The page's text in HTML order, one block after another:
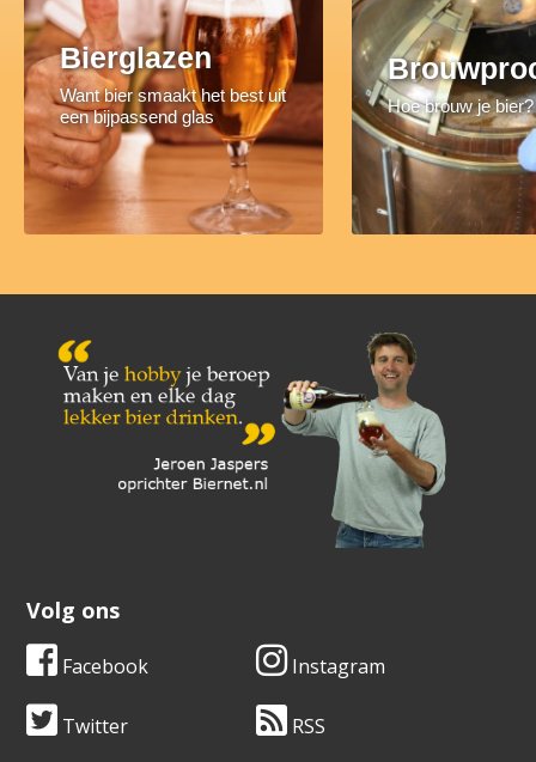
Bierglazen
Want bier smaakt het best uit
een bijpassend glas
Hoe brouw je bier?
Volg ons
Facebook Instagram
Twitter RSS